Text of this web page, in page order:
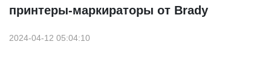
принтеры-маркираторы от Brady
2024-04-12 05:04:10